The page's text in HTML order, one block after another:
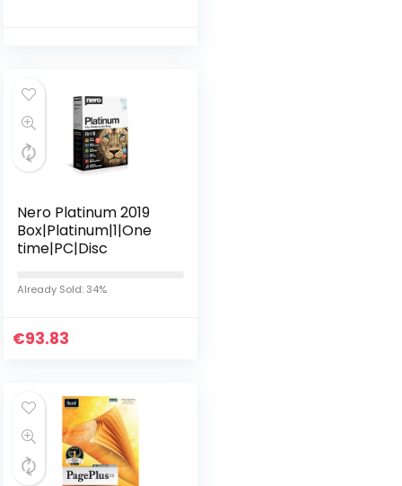
Nero Platinum 2019
Box|Platinum|1|One
time|PC|Disc
Already Sold: 34%
€93.83